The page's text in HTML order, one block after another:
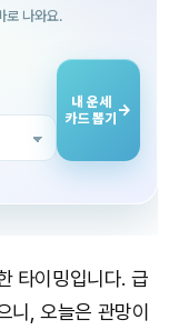
타이밍입니다. 급
니, 오늘은 관망이